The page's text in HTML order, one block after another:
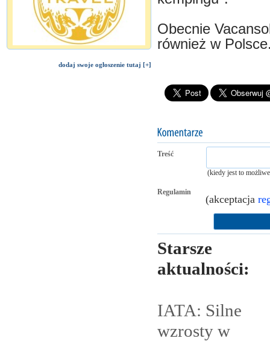
dodaj swoje ogłoszenie tutaj [+]
Obecnie
również w
Treść
(kiedy jest to
Regulamin
(akceptacja
Starsze
aktualności:
IATA: Silne
wzrosty w